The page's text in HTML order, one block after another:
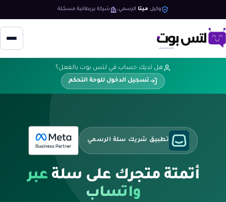
وكيل ميتا الرسمي شركة بريطانية مسجّلة
هل لديك حساب في لتس بوت بالفعل؟
تسجيل الدخول للوحة التحكم
تطبيق شريك سلة الرسمي
أتمتة متجرك على سلة عبر
واتساب